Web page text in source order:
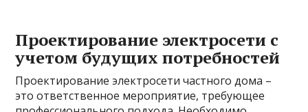
Проектирование электросети с
учетом будущих потребностей
Проектирование электросети частного дома –
это ответственное мероприятие, требующее